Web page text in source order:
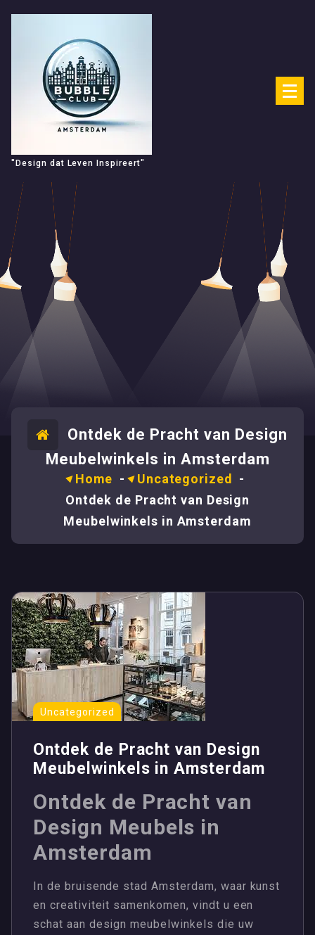
"Design dat Leven Inspireert"
Ontdek de Pracht van Design
Meubelwinkels in Amsterdam
Home - Uncategorized -
Ontdek de Pracht van Design
Meubelwinkels in Amsterdam
Uncategorized
Ontdek de Pracht van Design
Meubelwinkels in Amsterdam
Ontdek de Pracht van
Design Meubels in
Amsterdam
In de bruisende stad Amsterdam, waar kunst
en creativiteit samenkomen, vindt u een
schat aan design meubelwinkels die uw